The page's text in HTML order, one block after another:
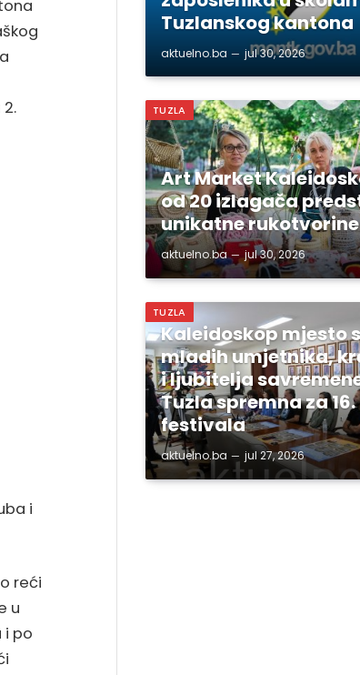
i
reći
u
i po
Tuzlanskog kantona
aktuelno.ba jul 30, 2026
TUZLA
Art Market
od 20 izlagača
unikatne rukotvorine
aktuelno.ba jul 30, 2026
TUZLA
Kaleidoskop mjesto
mladih umjetnika,
i ljubitelja
Tuzla spremna za
festivala
aktuelno.ba jul 27, 2026